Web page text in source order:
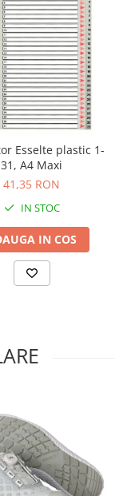
Esselte plastic 1-
31, A4 Maxi
41,35 RON
IN STOC
IN COS